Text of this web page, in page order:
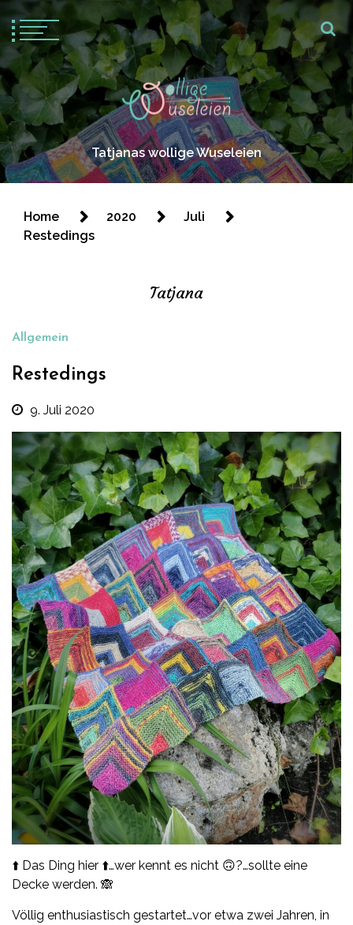
Tatjanas wollige Wuseleien
Home 2020
Juli
Restedings
Tatjana
Allgemein
Restedings
9. Juli 2020
⬆️ Das Ding hier ⬆️…wer kennt es nicht 🙃?…sollte eine
Decke werden. 🙈
Völlig enthusiastisch gestartet…vor etwa zwei Jahren, in